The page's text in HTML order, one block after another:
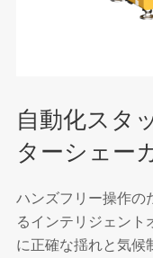
自動化スタ
ターシェー
ハンズフリー操作の
るインテリジェント
に正確な揺れと気候